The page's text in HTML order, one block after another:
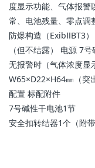
度显示功能、气体报警
常、电池残量、零点调
防爆构造（ExibⅡBT3
（但不结露） 电源 7
无报警时（气体浓度
W65×D22×H64㎜（突
配置 标配附件
7号碱性干电池1节
安全扣转结器1个（附